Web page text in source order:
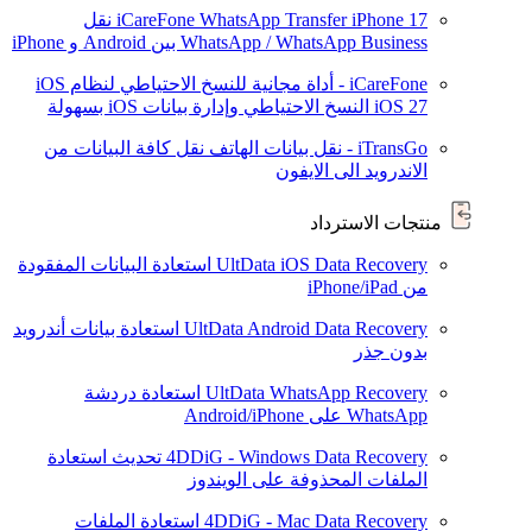
iCareFone WhatsApp TransferiPhone 17
نقل
WhatsApp / WhatsApp Business بين Android و iPhone
iCareFone - أداة مجانية للنسخ الاحتياطي لنظام iOS
iOS 27 النسخ الاحتياطي وإدارة بيانات iOS بسهولة
iTransGo - نقل بيانات الهاتف
نقل كافة البيانات من
الاندرويد الى الايفون
منتجات الاسترداد
UltData iOS Data Recovery استعادة البيانات المفقودة
من iPhone/iPad
UltData Android Data Recovery استعادة بيانات أندرويد
بدون جذر
UltData WhatsApp Recovery استعادة دردشة
WhatsApp على Android/iPhone
4DDiG - Windows Data Recovery تحديث استعادة
الملفات المحذوفة على الويندوز
4DDiG - Mac Data Recovery استعادة الملفات